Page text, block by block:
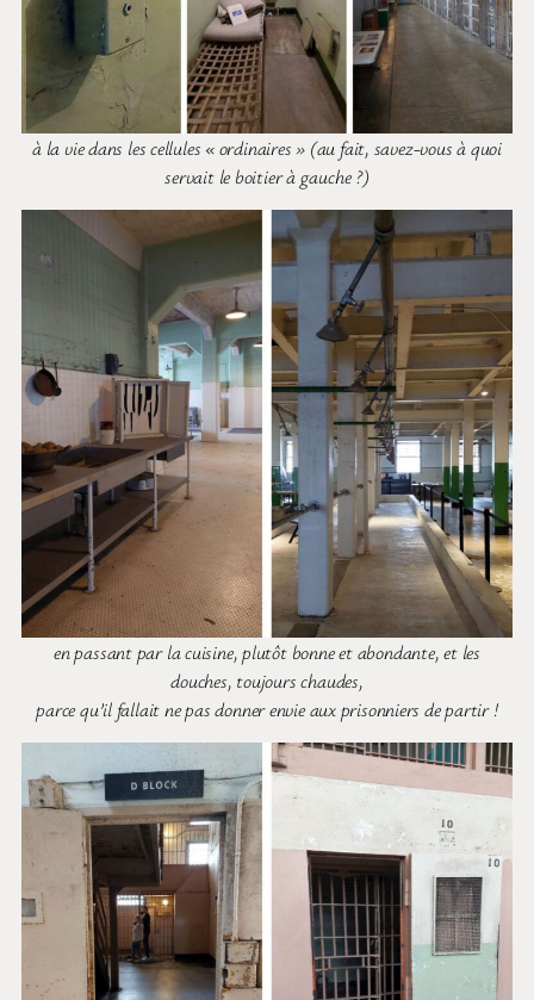
à la vie dans les cellules « ordinaires » (au fait, savez-vous à quoi
servait le boitier à gauche ?)
en passant par la cuisine, plutôt bonne et abondante, et les
douches, toujours chaudes,
parce qu’il fallait ne pas donner envie aux prisonniers de partir !